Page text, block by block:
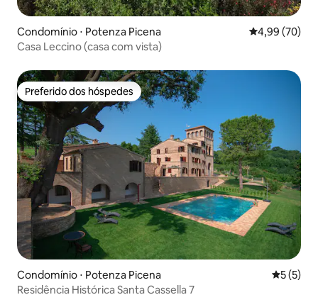
Condomínio ⋅ Potenza Picena 4,99 de uma
4,99 (70)
Casa Leccino (casa com vista)
Preferido dos hóspedes
Preferido dos hóspedes
Condomínio ⋅ Potenza Picena 5 de
5 (5)
Residência Histórica Santa Cassella 7